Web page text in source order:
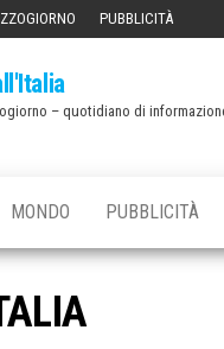
PUBBLICITÀ
– quotidiano di
MONDO PUBBLICITÀ